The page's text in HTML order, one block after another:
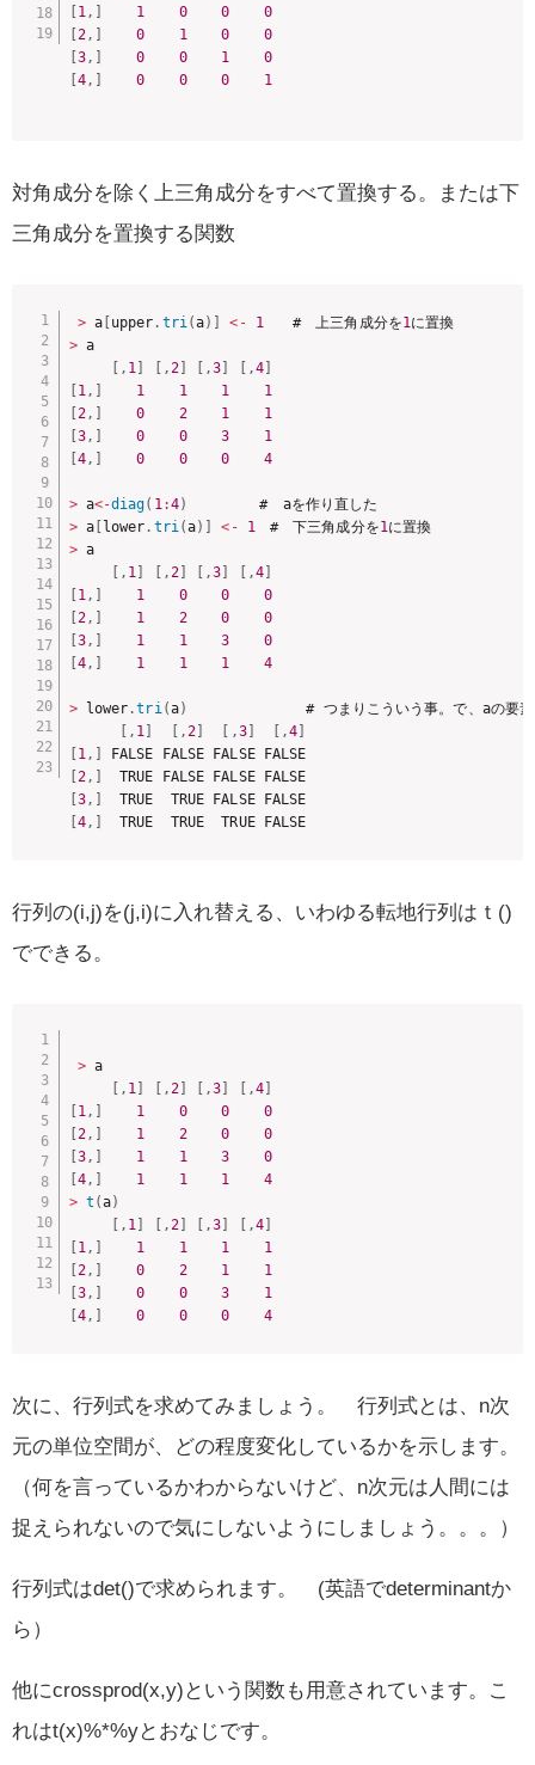
[1, ] 1 0 0
0
[2, ] 0 1 0
0
[3, ] 0 0 1
0
[4, ] 0 0 0 1
対角成分を除く上三角成分をすべて置換する。または下
三角成分を置換する関数
> a[ upper . tri(a) < - 1 #　上三角成分を1
> a
, 1 ,2] ,3 ,4]
1, 1 1 1
1
2, 0 2 1
1
3, 0 0 3
1
4, 0 0 0 4
> a<-diag( 1:4)
> a[ lower . tri(a) < - 1 #　下三角成分を1
> a
, 1 ,2] ,3 ,4]
1, 1 0 0
0
2, 1 2 0
0
3, 1 1 3
0
4, 1 1 1 4
> lower .tri(a)
# つまりこういう事。で、aの要
, 1 ,2 ,3] ,4
1,
2,
3,
4,
  TRUE  TRUE  TRUE FALSE
行列の(i,j)を(j,i)に入れ替える、いわゆる転地行列はｔ()
でできる。
> a
[ , 1] [ ,2] [ ,3] [ ,4]
[1, ] 1 0 0
0
[2, ] 1 2 0
0
[3, ] 1 1 3
0
[4, ] 1 1 1
4
> t (a)
[ , 1] [ ,2] [ ,3] [ ,4]
[1, ] 1 1 1
1
[2, ] 0 2 1
1
[3, ] 0 0 3
1
[4, ] 0 0 0 4
次に、行列式を求めてみましょう。 行列式とは、n次
元の単位空間が、どの程度変化しているかを示します。
（何を言っているかわからないけど、n次元は人間には
捉えられないので気にしないようにしましょう。。。）
行列式はdet()で求められます。 (英語でdeterminantか
ら）
他にcrossprod(x,y)という関数も用意されています。こ
れはt(x)%*%yとおなじです。